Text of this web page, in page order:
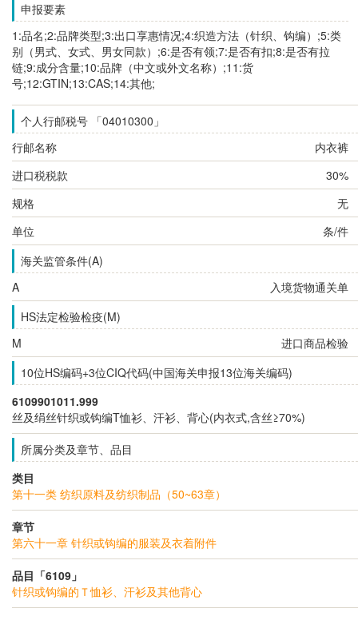
申报要素
1:品名;2:品牌类型;3:出口享惠情况;4:织造方法（针织、钩编）;5:类
别（男式、女式、男女同款）;6:是否有领;7:是否有扣;8:是否有拉
链;9:成分含量;10:品牌（中文或外文名称）;11:货
号;12:GTIN;13:CAS;14:其他;
个人行邮税号 「04010300」
行邮名称
内衣裤
进口税税款
30%
规格
无
单位
条/件
海关监管条件(A)
A
入境货物通关单
HS法定检验检疫(M)
M
进口商品检验
10位HS编码+3位CIQ代码(中国海关申报13位海关编码)
6109901011.999
丝及绢丝针织或钩编T恤衫、汗衫、背心(内衣式,含丝≥70%)
所属分类及章节、品目
类目
第十一类 纺织原料及纺织制品（50~63章）
章节
第六十一章 针织或钩编的服装及衣着附件
品目「6109」
针织或钩编的Ｔ恤衫、汗衫及其他背心